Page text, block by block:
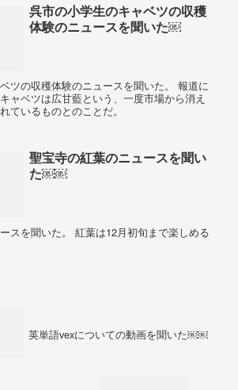
呉市の小学生のキャベツの収穫
体験のニュースを聞いた￼
ツの収穫体験のニュースを聞いた。 報道に
ャベツは広甘藍という、一度市場から消え
ているものとのことだ。
聖宝寺の紅葉のニュースを聞い
た￼￼
スを聞いた。 紅葉は12月初旬まで楽しめる
英単語vexについての動画を聞いた￼￼